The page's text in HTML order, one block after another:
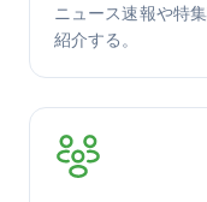
ニュース速報や特
紹介する。